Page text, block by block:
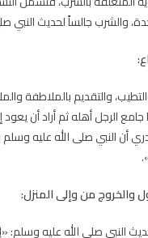
والشرب جالساً لحديث النبي
والتقديم بالملاطفة
جامع الرجل أهله ثم أراد أن
أن النبي صلى الله عليه
النبي صلى الله عليه وسلم: